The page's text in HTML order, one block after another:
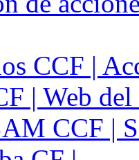
CCF |
| Web
CCF |